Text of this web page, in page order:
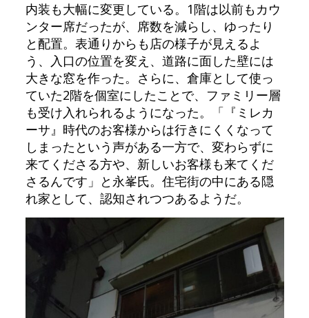
内装も大幅に変更している。1階は以前もカウ
ンター席だったが、席数を減らし、ゆったり
と配置。表通りからも店の様子が見えるよ
う、入口の位置を変え、道路に面した壁には
大きな窓を作った。さらに、倉庫として使っ
ていた2階を個室にしたことで、ファミリー層
も受け入れられるようになった。「『ミレカ
ーサ』時代のお客様からは行きにくくなって
しまったという声がある一方で、変わらずに
来てくださる方や、新しいお客様も来てくだ
さるんです」と永峯氏。住宅街の中にある隠
れ家として、認知されつつあるようだ。